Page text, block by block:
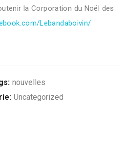
la Corporation du Noël des
Lebandaboivin/
nouvelles
Uncategorized